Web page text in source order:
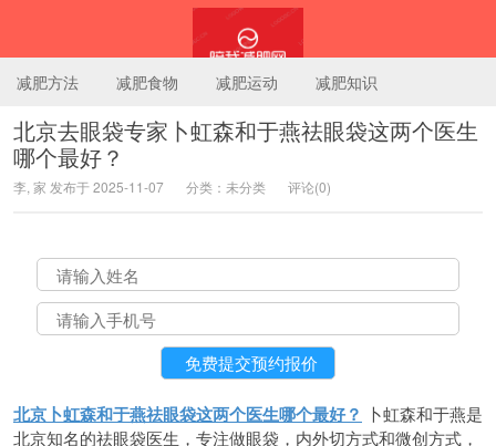
减肥方法 减肥食物 减肥运动 减肥知识
北京去眼袋专家卜虹森和于燕祛眼袋这两个医生
哪个最好？
李, 家 发布于 2025-11-07 分类：未分类 评论(0)
北京卜虹森和于燕祛眼袋这两个医生哪个最好？ 卜虹森和于燕是
北京知名的祛眼袋医生，专注做眼袋，内外切方式和微创方式，